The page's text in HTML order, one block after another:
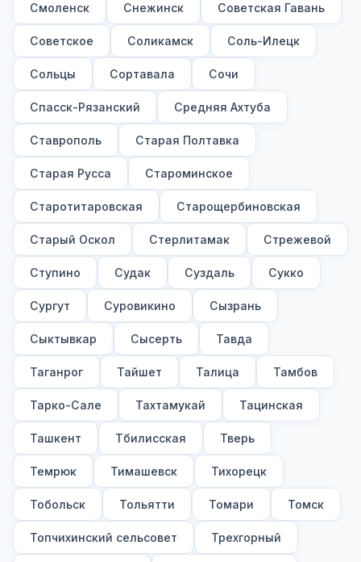
Смоленск Снежинск Советская Гавань
Советское Соликамск Соль-Илецк
Сольцы Сортавала Сочи
Спасск-Рязанский Средняя Ахтуба
Ставрополь Старая Полтавка
Старая Русса Староминское
Старотитаровская Старощербиновская
Старый Оскол Стерлитамак Стрежевой
Ступино Судак Суздаль Сукко
Сургут Суровикино Сызрань
Сыктывкар Сысерть Тавда
Таганрог Тайшет Талица Тамбов
Тарко-Сале Тахтамукай Тацинская
Ташкент Тбилисская Тверь
Темрюк Тимашевск Тихорецк
Тобольск Тольятти Томари Томск
Топчихинский сельсовет Трехгорный